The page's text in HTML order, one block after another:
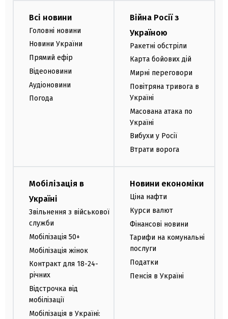
Всі новини
Головні новини
Новини України
Прямий ефір
Відеоновини
Аудіоновини
Погода
Війна Росії з
Україною
Ракетні обстріли
Карта бойових дій
Мирні переговори
Повітряна тривога в
Україні
Масована атака по
Україні
Вибухи у Росії
Втрати ворога
Мобілізація в
Україні
Звільнення з військової
служби
Мобілізація 50+
Мобілізація жінок
Контракт для 18-24-
річних
Відстрочка від
мобілізації
Мобілізація в Україні:
Новини економіки
Ціна нафти
Курси валют
Фінансові новини
Тарифи на комунальні
послуги
Податки
Пенсія в Україні